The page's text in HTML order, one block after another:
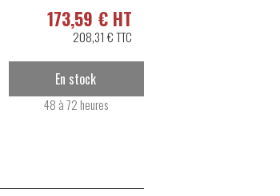
173,59 € HT
208,31 € TTC
En stock
48 à 72 heures